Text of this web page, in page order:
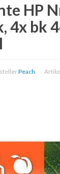
HP
4x bk
Peach